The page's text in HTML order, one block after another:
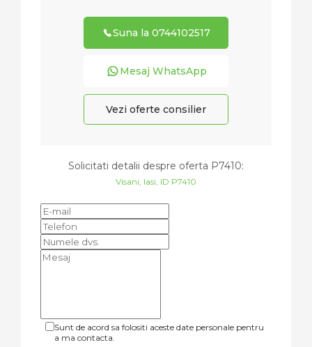
Suna la 0744102517
Mesaj WhatsApp
Vezi oferte consilier
Solicitati detalii despre oferta P7410:
Visani, Iasi, ID P7410
Sunt de acord sa folositi aceste date personale pentru
a ma contacta.